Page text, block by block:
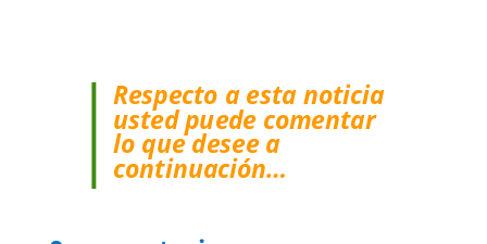
Respecto a esta noticia
usted puede comentar
lo que desee a
continuación…